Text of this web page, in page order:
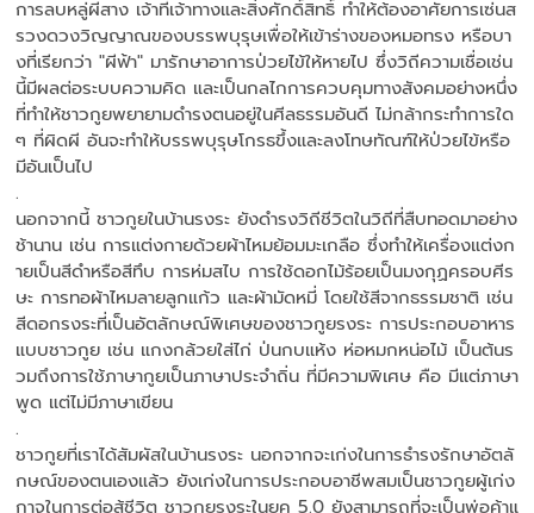
การลบหลู่ผีสาง เจ้าที่เจ้าทางและสิ่งศักดิ์สิทธิ์ ทำให้ต้องอาศัยการเซ่นส
รวงดวงวิญญาณของบรรพบุรุษเพื่อให้เข้าร่างของหมอทรง หรือบา
งที่เรียกว่า "ผีฟ้า" มารักษาอาการป่วยไข้ให้หายไป ซึ่งวิถีความเชื่อเช่น
นี้มีผลต่อระบบความคิด และเป็นกลไกการควบคุมทางสังคมอย่างหนึ่ง
ที่ทำให้ชาวกูยพยายามดำรงตนอยู่ในศีลธรรมอันดี ไม่กล้ากระทำการใด
ๆ ที่ผิดผี อันจะทำให้บรรพบุรุษโกรธขึ้งและลงโทษทัณฑ์ให้ป่วยไข้หรือ
มีอันเป็นไป
.
นอกจากนี้ ชาวกูยในบ้านรงระ ยังดำรงวิถีชีวิตในวิถีที่สืบทอดมาอย่าง
ช้านาน เช่น การแต่งกายด้วยผ้าไหมย้อมมะเกลือ ซึ่งทำให้เครื่องแต่งก
ายเป็นสีดำหรือสีทึบ การห่มสไบ การใช้ดอกไม้ร้อยเป็นมงกุฏครอบศีร
ษะ การทอผ้าไหมลายลูกแก้ว และผ้ามัดหมี่ โดยใช้สีจากธรรมชาติ เช่น
สีดอกรงระที่เป็นอัตลักษณ์พิเศษของชาวกูยรงระ การประกอบอาหาร
แบบชาวกูย เช่น แกงกล้วยใส่ไก่ ป่นกบแห้ง ห่อหมกหน่อไม้ เป็นต้นร
วมถึงการใช้ภาษากูยเป็นภาษาประจำถิ่น ที่มีความพิเศษ คือ มีแต่ภาษา
พูด แต่ไม่มีภาษาเขียน
.
ชาวกูยที่เราได้สัมผัสในบ้านรงระ นอกจากจะเก่งในการธำรงรักษาอัตลั
กษณ์ของตนเองแล้ว ยังเก่งในการประกอบอาชีพสมเป็นชาวกูยผู้เก่ง
กาจในการต่อสู้ชีวิต ชาวกูยรงระในยุค 5.0 ยังสามารถที่จะเป็นพ่อค้าแ